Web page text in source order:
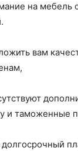
на мебель
вам
и таможенные
долгосрочный